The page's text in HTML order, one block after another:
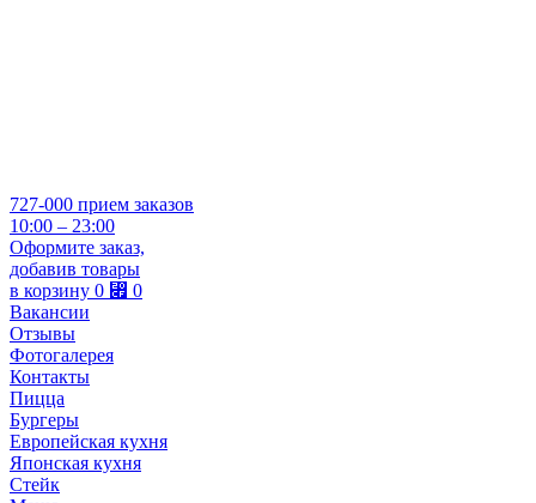
727-000 прием заказов
10:00 – 23:00
Оформите заказ,
добавив товары
в корзину 0 ⃏ 0
Вакансии
Отзывы
Фотогалерея
Контакты
Пицца
Бургеры
Европейская кухня
Японская кухня
Стейк